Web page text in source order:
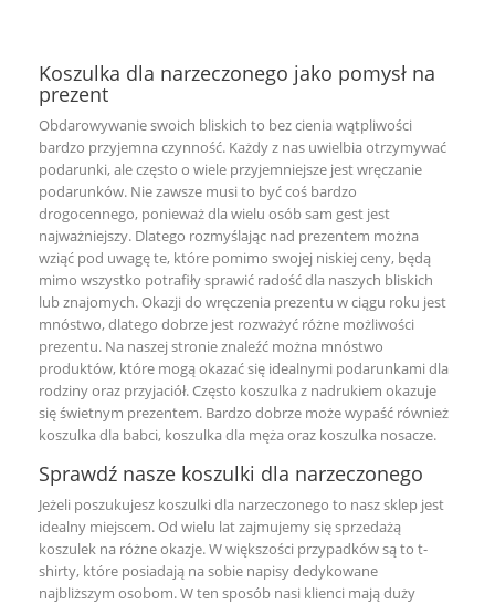
Koszulka dla narzeczonego jako pomysł na
prezent
Obdarowywanie swoich bliskich to bez cienia wątpliwości
bardzo przyjemna czynność. Każdy z nas uwielbia otrzymywać
podarunki, ale często o wiele przyjemniejsze jest wręczanie
podarunków. Nie zawsze musi to być coś bardzo
drogocennego, ponieważ dla wielu osób sam gest jest
najważniejszy. Dlatego rozmyślając nad prezentem można
wziąć pod uwagę te, które pomimo swojej niskiej ceny, będą
mimo wszystko potrafiły sprawić radość dla naszych bliskich
lub znajomych. Okazji do wręczenia prezentu w ciągu roku jest
mnóstwo, dlatego dobrze jest rozważyć różne możliwości
prezentu. Na naszej stronie znaleźć można mnóstwo
produktów, które mogą okazać się idealnymi podarunkami dla
rodziny oraz przyjaciół. Często koszulka z nadrukiem okazuje
się świetnym prezentem. Bardzo dobrze może wypaść również
koszulka dla babci, koszulka dla męża oraz koszulka nosacze.
Sprawdź nasze koszulki dla narzeczonego
Jeżeli poszukujesz koszulki dla narzeczonego to nasz sklep jest
idealny miejscem. Od wielu lat zajmujemy się sprzedażą
koszulek na różne okazje. W większości przypadków są to t-
shirty, które posiadają na sobie napisy dedykowane
najbliższym osobom. W ten sposób nasi klienci mają duży